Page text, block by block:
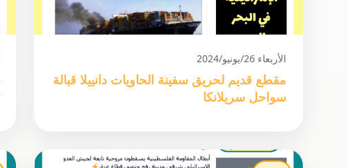
الأربعاء 26/يونيو/2024
مقطع قديم لحريق سفينة الحاويات دانييلا قبالة
سواحل سريلانكا